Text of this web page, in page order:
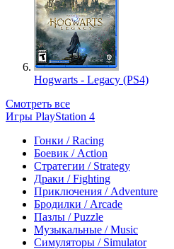
Hogwarts - Legacy (PS4)
Смотреть все
Игры PlayStation 4
Гонки / Racing
Боевик / Action
Стратегии / Strategy
Драки / Fighting
Приключения / Adventure
Бродилки / Arcade
Пазлы / Puzzle
Музыкальные / Music
Симуляторы / Simulator